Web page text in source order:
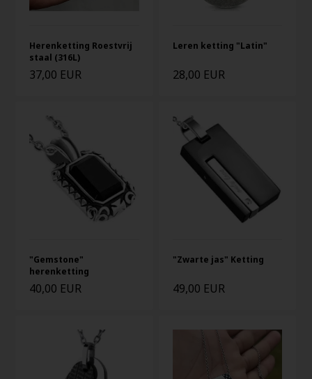
Herenketting Roestvrij
staal (316L)
37,00 EUR
Leren ketting "Latin"
28,00 EUR
"Gemstone"
herenketting
40,00 EUR
"Zwarte jas" Ketting
49,00 EUR